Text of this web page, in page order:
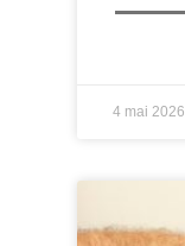
4 mai 2026